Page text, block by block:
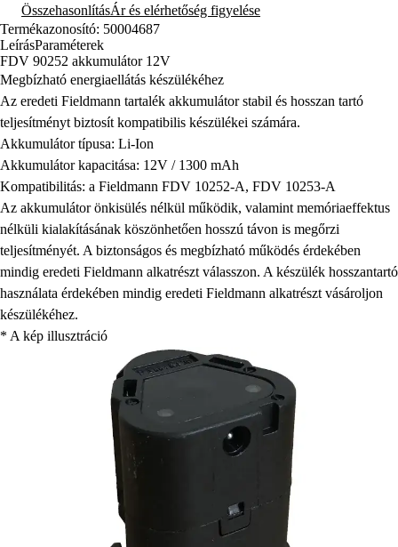
ÖsszehasonlításÁr és elérhetőség figyelése
Termékazonosító: 50004687
LeírásParaméterek
FDV 90252 akkumulátor 12V
Megbízható energiaellátás készülékéhez
Az eredeti Fieldmann tartalék akkumulátor stabil és hosszan tartó
teljesítményt biztosít kompatibilis készülékei számára.
Akkumulátor típusa: Li-Ion
Akkumulátor kapacitása: 12V / 1300 mAh
Kompatibilitás: a Fieldmann FDV 10252-A, FDV 10253-A
Az akkumulátor önkisülés nélkül működik, valamint memóriaeffektus
nélküli kialakításának köszönhetően hosszú távon is megőrzi
teljesítményét. A biztonságos és megbízható működés érdekében
mindig eredeti Fieldmann alkatrészt válasszon. A készülék hosszantartó
használata érdekében mindig eredeti Fieldmann alkatrészt vásároljon
készülékéhez.
* A kép illusztráció